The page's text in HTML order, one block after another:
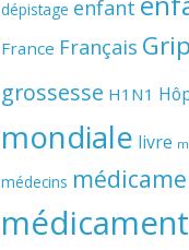
dépistage enfant
France Français
grossesse H1N1
mondiale livre
médecins